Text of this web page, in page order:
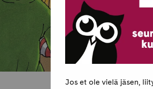
Jos et ole vielä jäsen,